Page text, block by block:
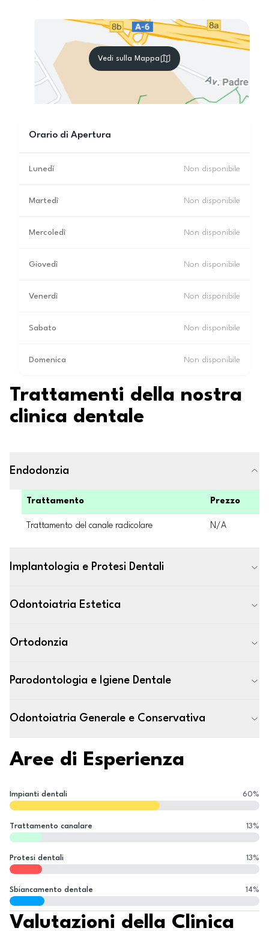
Vedi sulla Mappa
Orario di Apertura
Lunedì Non disponibile
Martedì Non disponibile
Mercoledì Non disponibile
Giovedì Non disponibile
Venerdì Non disponibile
Sabato Non disponibile
Domenica Non disponibile
Trattamenti della nostra
clinica dentale
Endodonzia
Trattamento Prezzo
Trattamento del canale radicolare N/A
Implantologia e Protesi Dentali
Odontoiatria Estetica
Ortodonzia
Parodontologia e Igiene Dentale
Odontoiatria Generale e Conservativa
Aree di Esperienza
Impianti dentali 60%
Trattamento canalare 13%
Protesi dentali 13%
Sbiancamento dentale 14%
Valutazioni della Clinica